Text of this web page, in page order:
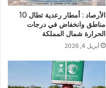
الأرصاد : أمطار رعدية تطال 10
مناطق وانخفاض في درجات
الحرارة شمال المملكة
أبريل 4, 2026